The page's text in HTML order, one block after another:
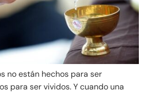
no están hechos para ser
para ser vividos. Y cuando una